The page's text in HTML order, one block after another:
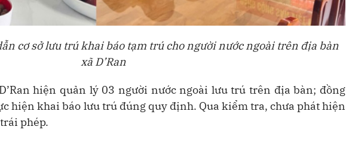
cơ sở lưu trú khai báo tạm trú cho người nước ngoài trên địa bàn
xã D’Ran
hiện quản lý 03 người nước ngoài lưu trú trên địa bàn; đồng
hiện khai báo lưu trú đúng quy định. Qua kiểm tra, chưa phát hiện
phép.